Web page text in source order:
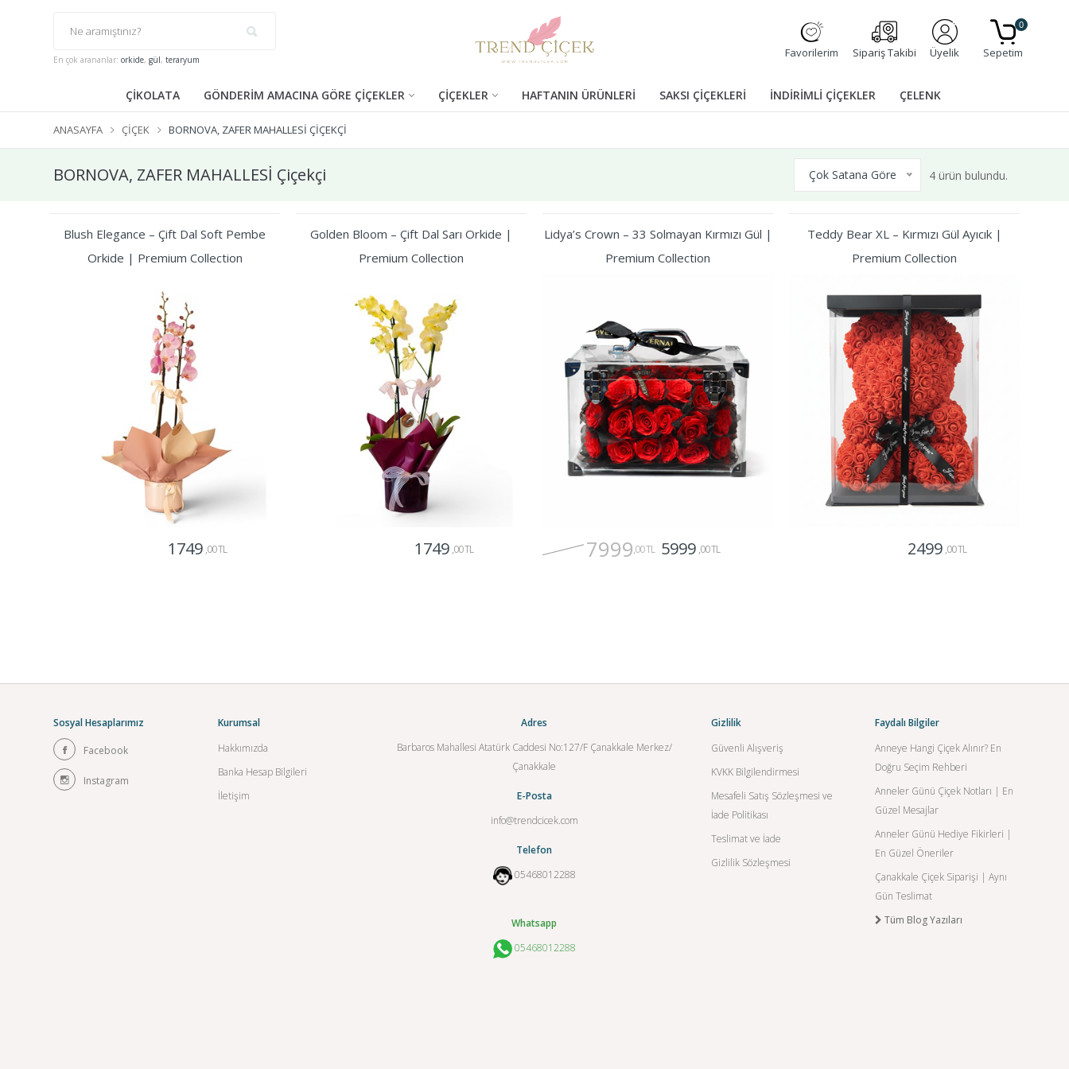
En çok arananlar: orkide, gül, teraryum Favorilerim Sipariş Takibi Üyelik Sepetim
0
ÇİKOLATA GÖNDERİM AMACINA GÖRE ÇİÇEKLER ÇİÇEKLER HAFTANIN ÜRÜNLERİ SAKSI ÇİÇEKLERİ İNDİRİMLİ ÇİÇEKLER ÇELENK
ANASAYFA ÇIÇEK BORNOVA, ZAFER MAHALLESİ ÇIÇEKÇI
BORNOVA, ZAFER MAHALLESİ Çiçekçi Çok Satana Göre 4 ürün bulundu.
Blush Elegance – Çift Dal Soft Pembe
Orkide | Premium Collection
1749 ,00 TL
Golden Bloom – Çift Dal Sarı Orkide |
Premium Collection
1749 ,00 TL
Lidya’s Crown – 33 Solmayan Kırmızı Gül |
Premium Collection
7999,00 TL 5999 ,00 TL
Teddy Bear XL – Kırmızı Gül Ayıcık |
Premium Collection
2499 ,00 TL
Sosyal Hesaplarımız
Facebook
Instagram
Kurumsal
Hakkımızda
Banka Hesap Bilgileri
İletişim
Adres
Barbaros Mahallesi Atatürk Caddesi No:127/F Çanakkale Merkez/
Çanakkale
E-Posta
info@trendcicek.com
Telefon
05468012288
Whatsapp
05468012288
Gizlilik
Güvenli Alışveriş
KVKK Bilgilendirmesi
Mesafeli Satış Sözleşmesi ve
İade Politikası
Teslimat ve İade
Gizlilik Sözleşmesi
Faydalı Bilgiler
Anneye Hangi Çiçek Alınır? En
Doğru Seçim Rehberi
Anneler Günü Çiçek Notları | En
Güzel Mesajlar
Anneler Günü Hediye Fikirleri |
En Güzel Öneriler
Çanakkale Çiçek Siparişi | Aynı
Gün Teslimat
Tüm Blog Yazıları